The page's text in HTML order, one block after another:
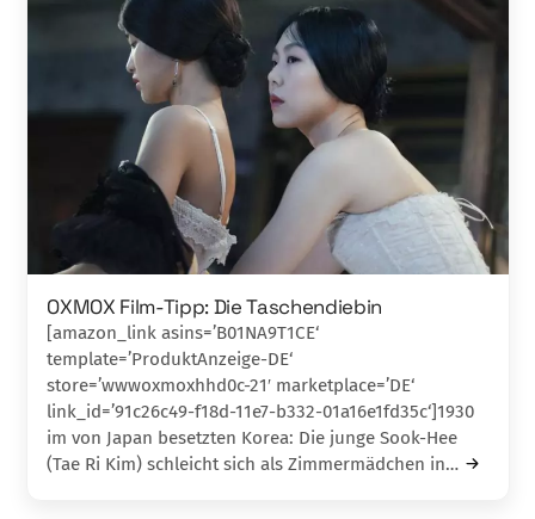
OXMOX Film-Tipp: Die Taschendiebin
[amazon_link asins=’B01NA9T1CE‘
template=’ProduktAnzeige-DE‘
store=’wwwoxmoxhhd0c-21′ marketplace=’DE‘
link_id=’91c26c49-f18d-11e7-b332-01a16e1fd35c‘]1930
im von Japan besetzten Korea: Die junge Sook-Hee
(Tae Ri Kim) schleicht sich als Zimmermädchen in…